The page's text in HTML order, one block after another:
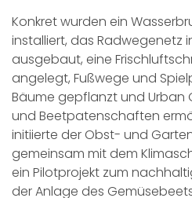
Konkret wurden ein
installiert, das Radwegenetz
ausgebaut, eine
angelegt, Fußwege und
Bäume gepflanzt und Urban
und Beetpatenschaften
initiierte der Obst- und
gemeinsam mit dem
ein Pilotprojekt zum
der Anlage des